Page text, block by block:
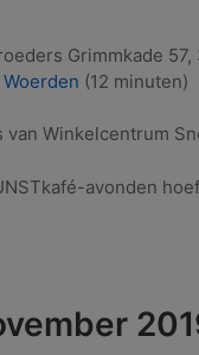
Grimmkade
(12 minuten)
Winkelcentrum
avonden